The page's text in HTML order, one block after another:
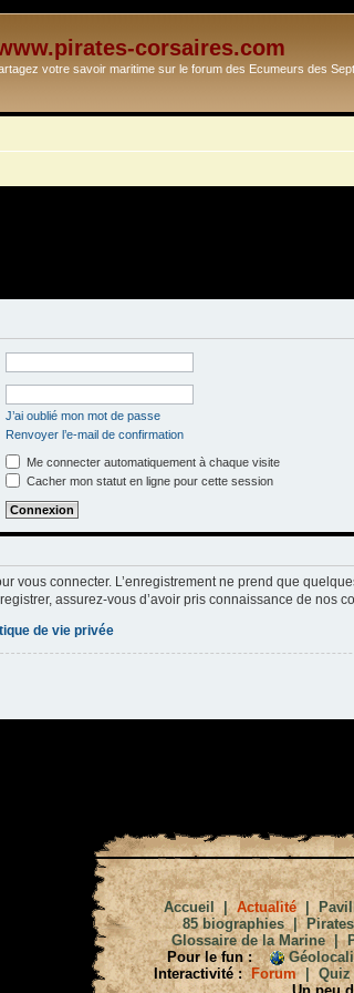
corsaires.com
votre savoir maritime sur le forum des Ecumeurs des
J’ai oublié mon mot de passe
Renvoyer l’e-mail de confirmation
Me connecter automatiquement à chaque visite
Cacher mon statut en ligne pour cette session
vous connecter. L’enregistrement ne prend que
assurez-vous d’avoir pris connaissance de nos
de vie privée
Accueil|Actualité|
85 biographies|
Glossaire de la Marine|
Pour le fun :
Interactivité : Forum| Quiz